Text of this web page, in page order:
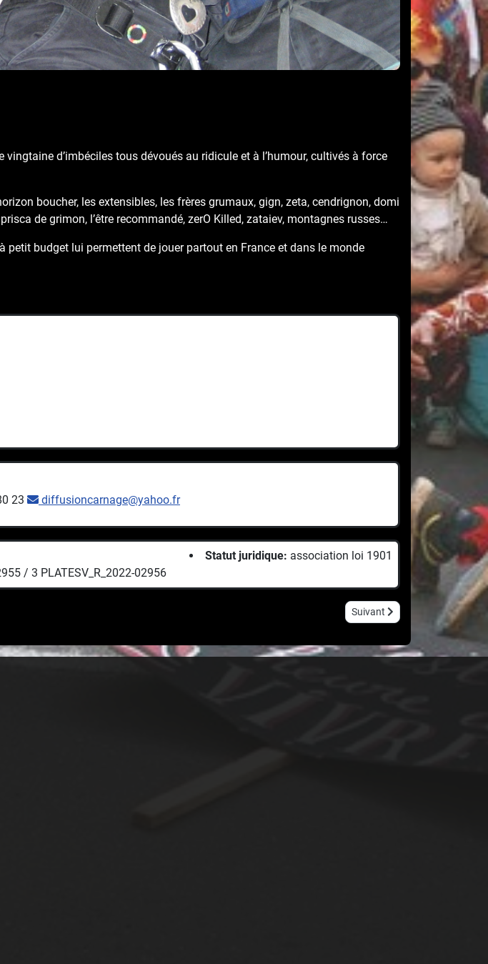
d’imbéciles tous dévoués au ridicule et à l’humour, cultivés à force
boucher, les extensibles, les frères grumaux, gign, zeta, cendrignon, domi
de grimon, l’être recommandé, zerO Killed, zataiev, montagnes russes…
budget lui permettent de jouer partout en France et dans le monde
23 diffusioncarnage@yahoo.fr
Statut juridique: association loi 1901
/ 3 PLATESV_R_2022-02956
Article suivant : Ceci N'Est Pas
Suivant